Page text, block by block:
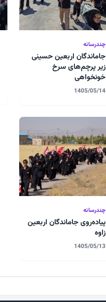
چندرسانه
جاماندگان اربعین حسینی
زیر پرچم‌های سرخ
خونخواهی
1405/05/14
چندرسانه
پیاده‌روی جا‌ماندگان اربعین
زاوه
1405/05/13